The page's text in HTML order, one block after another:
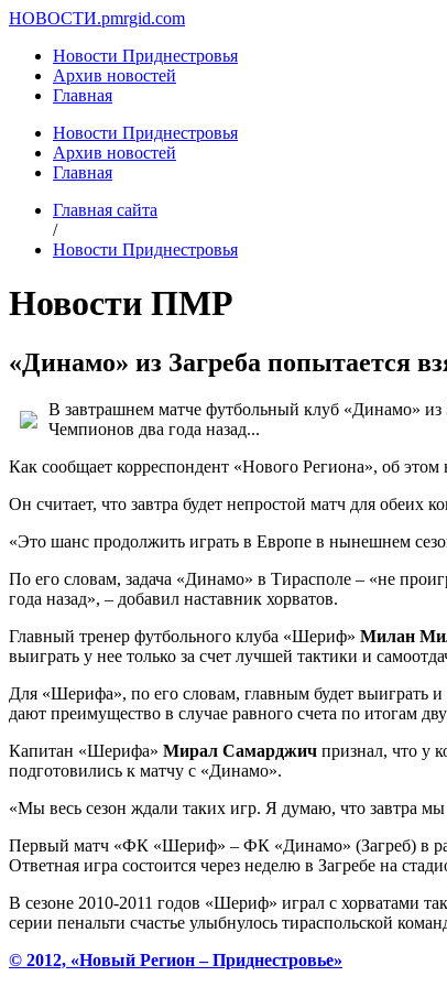
НОВОСТИ.pmrgid.com
Новости Приднестровья
Архив новостей
Главная
Новости Приднестровья
Архив новостей
Главная
Главная сайта
/
Новости Приднестровья
Новости ПМР
«Динамо» из Загреба попытается
В завтрашнем матче футбольный клуб «Динамо» из
Чемпионов два года назад...
Как сообщает корреспондент «Нового Региона», об
Он считает, что завтра будет непростой матч для обеих
«Это шанс продолжить играть в Европе в нынешнем
По его словам, задача «Динамо» в Тирасполе – «не
года назад», – добавил наставник хорватов.
Главный тренер футбольного клуба «Шериф» Милан
выиграть у нее только за счет лучшей тактики и
Для «Шерифа», по его словам, главным будет выиграть
дают преимущество в случае равного счета по итогам
Капитан «Шерифа» Мирал Самарджич признал, что у
подготовились к матчу с «Динамо».
«Мы весь сезон ждали таких игр. Я думаю, что завтра
Первый матч «ФК «Шериф» – ФК «Динамо» (Загреб) в
Ответная игра состоится через неделю в Загребе на
В сезоне 2010-2011 годов «Шериф» играл с хорватами
серии пенальти счастье улыбнулось тираспольской
© 2012, «Новый Регион – Приднестровье»